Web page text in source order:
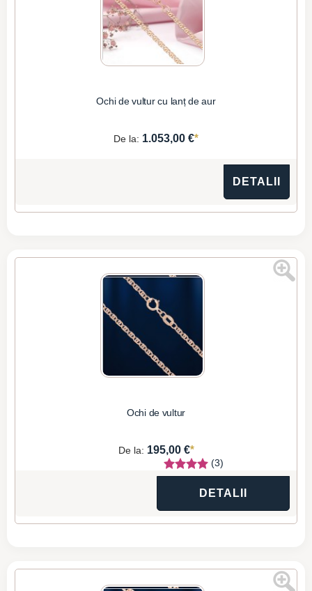
Ochi de vultur cu lanț de aur
De la: 1.053,00 €*
DETALII
Ochi de vultur
De la: 195,00 €*
(3)
DETALII